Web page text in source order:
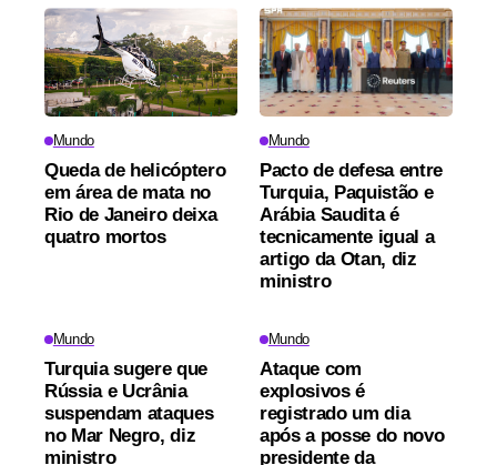
Mundo
Queda de helicóptero
em área de mata no
Rio de Janeiro deixa
quatro mortos
Mundo
Pacto de defesa entre
Turquia, Paquistão e
Arábia Saudita é
tecnicamente igual a
artigo da Otan, diz
ministro
Mundo
Turquia sugere que
Rússia e Ucrânia
suspendam ataques
no Mar Negro, diz
ministro
Mundo
Ataque com
explosivos é
registrado um dia
após a posse do novo
presidente da